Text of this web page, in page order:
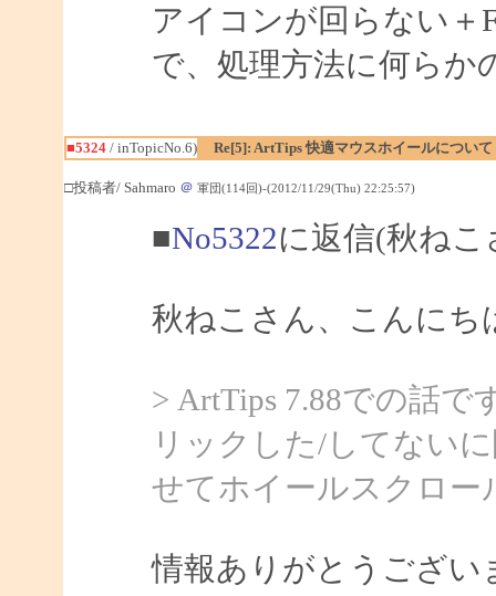
アイコンが回らない＋
で、処理方法に何らか
■5324/ inTopicNo.6) Re[5]: ArtTips 快適マウスホイールについて
□投稿者/ Sahmaro ＠ 軍団(114回)-(2012/11/29(Thu) 22:25:57)
■No5322に返信(秋ね
秋ねこさん、こんにち
> ArtTips 7.88での話で
リックした/してない
せてホイールスクロー
情報ありがとうござい